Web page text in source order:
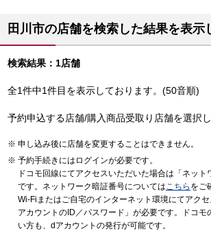
田川市の店舗を検索した結果を表示
検索結果：1店舗
全1件中1件目を表示しております。(50音順)
予約申込する店舗/購入商品受取り店舗を選択し
申し込み後に店舗を変更することはできません。
予約手続きにはログインが必要です。
ドコモ回線にてアクセスいただいた場合は「ネッ
です。ネットワーク暗証番号についてはこちら をご
Wi-Fiまたはご自宅のインターネット環境にてアク
アカウントのID／パスワード」が必要です。ドコモ
い方も、dアカウントの発行が可能です。